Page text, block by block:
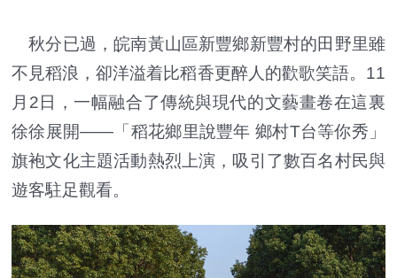
秋分已過，皖南黃山區新豐鄉新豐村的田野里雖
不見稻浪，卻洋溢着比稻香更醉人的歡歌笑語。11
月2日，一幅融合了傳統與現代的文藝畫卷在這裏
徐徐展開——「稻花鄉里說豐年 鄉村T台等你秀」
旗袍文化主題活動熱烈上演，吸引了數百名村民與
遊客駐足觀看。